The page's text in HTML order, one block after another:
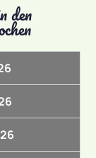
den